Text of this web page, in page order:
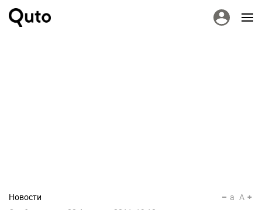
Новости
a A